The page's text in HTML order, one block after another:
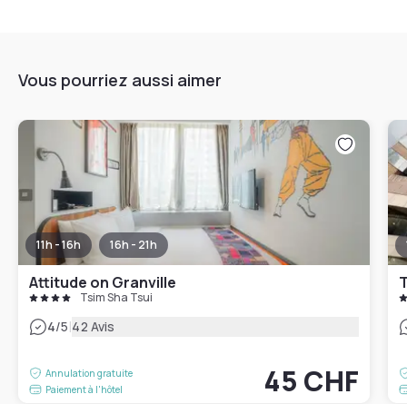
Vous pourriez aussi aimer
11h - 16h 16h - 21h
Attitude on Granville
Tsim Sha Tsui
4/5|42 Avis
Annulation gratuite
Paiement à l'hôtel
45 CHF